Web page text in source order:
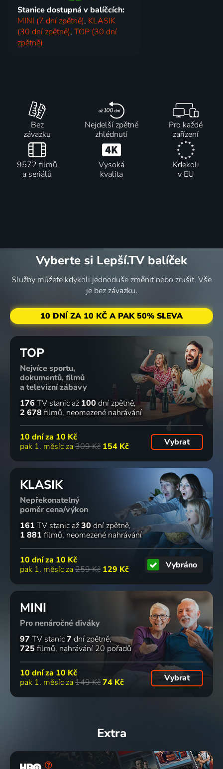
Stanice dostupná v balíčcích:
MINI (7 dní zpětně), KLASIK
(30 dní zpětně),TOP (30 dní
zpětně)
Bez
závazku
Nejdelší zpětné
zhlédnutí
Pro každé
zařízení
9572 filmů
a seriálů
Vysoká
kvalita
Kdekoli
v EU
Vyberte si Lepší.TV balíček
Služby můžete kdykoli jednoduše změnit nebo zrušit. Vše
je bez závazku.
10 DNÍ ZA 10 KČ A PAK 50% SLEVA
TOP
Nejvíce sportu,
dokumentů, filmů
a televizní zábavy
176 TV stanic až 100 dní zpětně
2 678 filmů neomezené nahrávání
10 dní za 10 Kč
pak 1. měsíc za 309 Kč 154 Kč Vybrat
KLASIK
Nepřekonatelný
poměr cena/výkon
161 TV stanic až30 dní zpětně
1 881 filmů neomezené nahrávání
10 dní za 10 Kč
pak 1. měsíc za 259 Kč 129 Kč Vybráno
MINI
Pro nenáročné diváky
97 TV stanic7 dní zpětně
725 filmů nahrávání 20 pořadů
10 dní za 10 Kč
pak 1. měsíc za 149 Kč74 Kč Vybrat
Extra